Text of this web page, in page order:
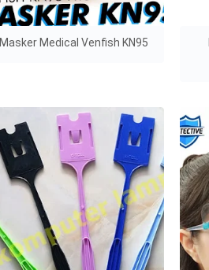
Masker Medical Venfish KN95